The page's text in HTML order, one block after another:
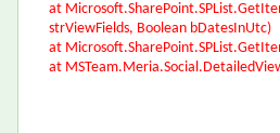
at
strViewFields, Boolean bDatesInUtc)
at
at